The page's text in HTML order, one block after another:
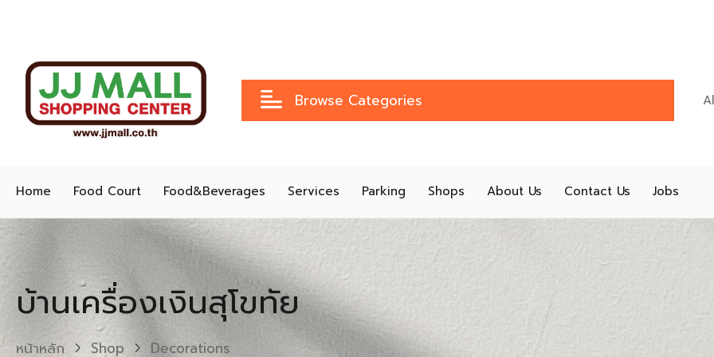
Browse Categories
Home Food Court Food&Beverages Services Parking Shops About Us Contact Us Jobs
บ้านเครื่องเงินสุโขทัย
หน้าหลัก Shop Decorations